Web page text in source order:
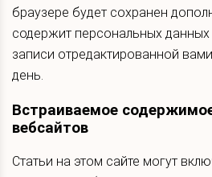
браузере будет сохранен
содержит персональных
записи отредактированной
день.
Встраиваемое
вебсайтов
Статьи на этом сайте могут